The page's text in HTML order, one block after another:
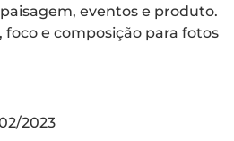
eventos e produto.
foco e composição para fotos
2023